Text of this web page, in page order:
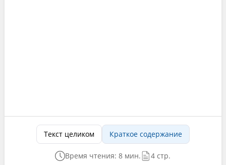
Текст целиком Краткое содержание
Время чтения: 8 мин. 4 стр.